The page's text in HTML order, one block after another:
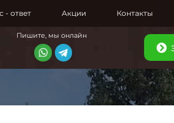
- ответ Акции Контакты
Пишите, мы онлайн